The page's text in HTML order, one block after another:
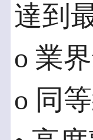
達到
o 業
o 同